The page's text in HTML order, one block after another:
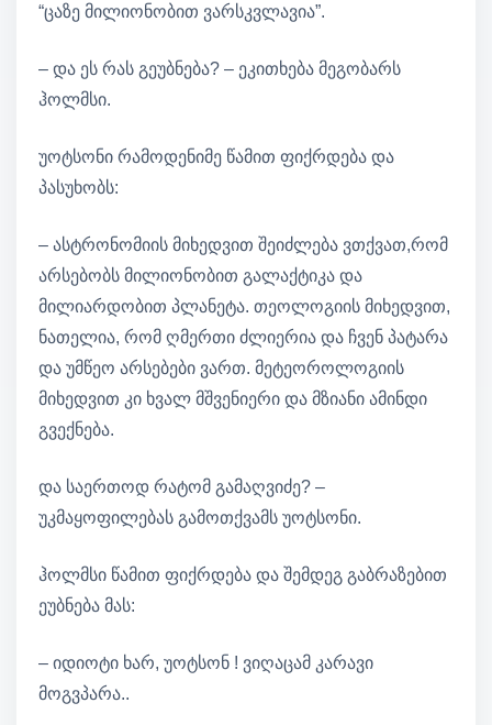
“ცაზე მილიონობით ვარსკვლავია”.
– და ეს რას გეუბნება? – ეკითხება მეგობარს
ჰოლმსი.
უოტსონი რამოდენიმე წამით ფიქრდება და
პასუხობს:
– ასტრონომიის მიხედვით შეიძლება ვთქვათ,რომ
არსებობს მილიონობით გალაქტიკა და
მილიარდობით პლანეტა. თეოლოგიის მიხედვით,
ნათელია, რომ ღმერთი ძლიერია და ჩვენ პატარა
და უმწეო არსებები ვართ. მეტეოროლოგიის
მიხედვით კი ხვალ მშვენიერი და მზიანი ამინდი
გვექნება.
და საერთოდ რატომ გამაღვიძე? –
უკმაყოფილებას გამოთქვამს უოტსონი.
ჰოლმსი წამით ფიქრდება და შემდეგ გაბრაზებით
ეუბნება მას:
– იდიოტი ხარ, უოტსონ ! ვიღაცამ კარავი
მოგვპარა..